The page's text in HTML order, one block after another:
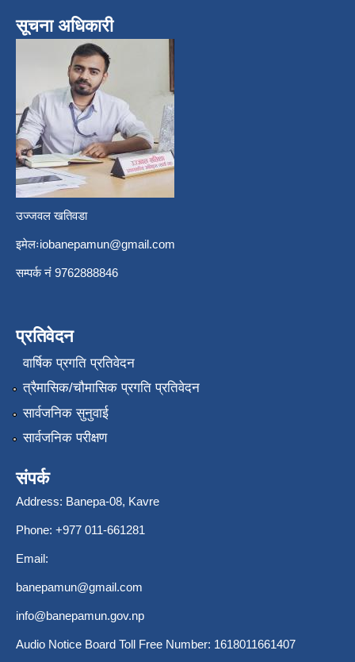
सूचना अधिकारी
उज्जवल खतिवडा
इमेलःiobanepamun@gmail.com
सम्पर्क नंं 9762888846
प्रतिवेदन
वार्षिक प्रगति प्रतिवेदन
त्रैमासिक/चौमासिक प्रगति प्रतिवेदन
सार्वजनिक सुनुवाई
सार्वजनिक परीक्षण
संपर्क
Address: Banepa-08, Kavre
Phone: +977 011-661281
Email:
banepamun@gmail.com
info@banepamun.gov.np
Audio Notice Board Toll Free Number: 1618011661407